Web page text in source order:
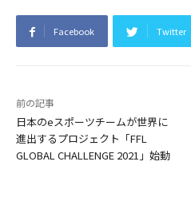
Facebook Twitter
前の記事
日本のeスポーツチームが世界に
進出するプロジェクト「FFL
GLOBAL CHALLENGE 2021」始動